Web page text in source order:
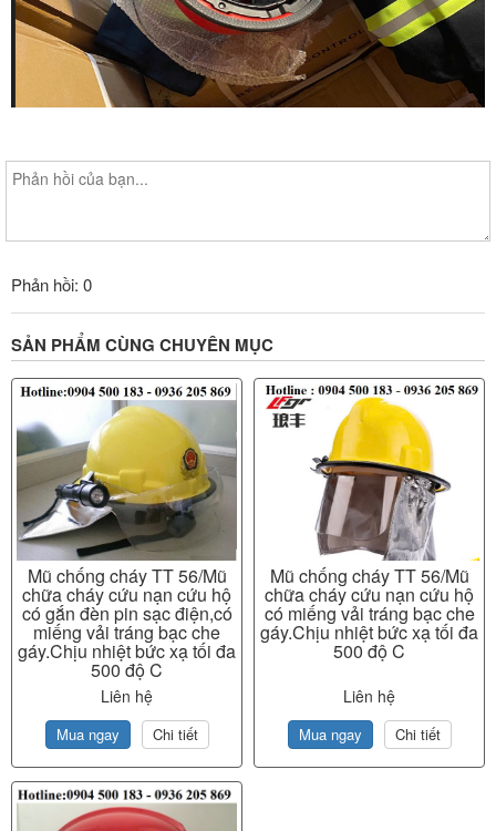
Phản hồi: 0
SẢN PHẨM CÙNG CHUYÊN MỤC
Mũ chống cháy TT 56/Mũ
chữa cháy cứu nạn cứu hộ
có gắn đèn pin sạc điện,có
miếng vải tráng bạc che
gáy.Chịu nhiệt bức xạ tối đa
500 độ C
Liên hệ
Mua ngay Chi tiết
Mũ chống cháy TT 56/Mũ
chữa cháy cứu nạn cứu hộ
có miếng vải tráng bạc che
gáy.Chịu nhiệt bức xạ tối đa
500 độ C
Liên hệ
Mua ngay Chi tiết